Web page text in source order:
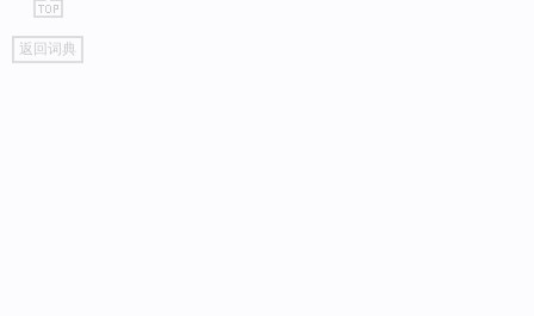
go
top
返回词典